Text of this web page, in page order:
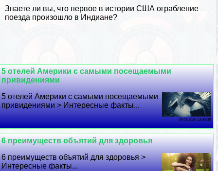
Знаете ли вы, что первое в истории США ограбление
поезда произошло в Индиане?
5 отелей Америки с самыми посещаемыми
привидениями
5 отелей Америки с самыми посещаемыми
привидениями > Интересные факты...
09 08 2026 13:43:38
6 преимуществ объятий для здоровья
6 преимуществ объятий для здоровья >
Интересные факты...